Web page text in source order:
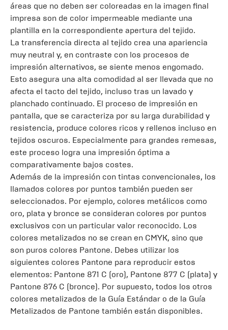
áreas que no deben ser coloreadas en la imagen final
impresa son de color impermeable mediante una
plantilla en la correspondiente apertura del tejido.
La transferencia directa al tejido crea una apariencia
muy neutral y, en contraste con los procesos de
impresión alternativos, se siente menos engomado.
Esto asegura una alta comodidad al ser llevada que no
afecta el tacto del tejido, incluso tras un lavado y
planchado continuado. El proceso de impresión en
pantalla, que se caracteriza por su larga durabilidad y
resistencia, produce colores ricos y rellenos incluso en
tejidos oscuros. Especialmente para grandes remesas,
este proceso logra una impresión óptima a
comparativamente bajos costes.
Además de la impresión con tintas convencionales, los
llamados colores por puntos también pueden ser
seleccionados. Por ejemplo, colores metálicos como
oro, plata y bronce se consideran colores por puntos
exclusivos con un particular valor reconocido. Los
colores metalizados no se crean en CMYK, sino que
son puros colores Pantone. Debes utilizar los
siguientes colores Pantone para reproducir estos
elementos: Pantone 871 C (oro), Pantone 877 C (plata) y
Pantone 876 C (bronce). Por supuesto, todos los otros
colores metalizados de la Guía Estándar o de la Guía
Metalizados de Pantone también están disponibles.